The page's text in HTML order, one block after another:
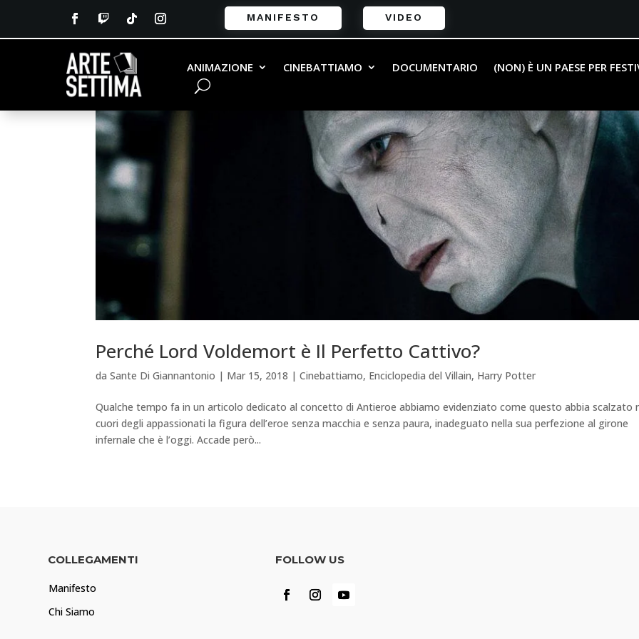
MANIFESTO VIDEO
ANIMAZIONE CINEBATTIAMO DOCUMENTARIO (NON) È UN PAESE PER
Perché Lord Voldemort è Il Perfetto Cattivo?
daSante Di Giannantonio | Mar 15, 2018 |Cinebattiamo, Enciclopedia del Villain, Harry Potter
Qualche tempo fa in un articolo dedicato al concetto di Antieroe abbiamo evidenziato come questo abbia scalzato
cuori degli appassionati la figura dell’eroe senza macchia e senza paura, inadeguato nella sua perfezione al girone
infernale che è l’oggi. Accade però...
COLLEGAMENTI
Manifesto
Chi Siamo
FOLLOW US